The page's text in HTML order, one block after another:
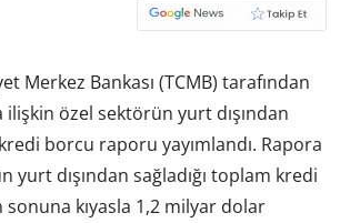
Merkez Bankası (TCMB) tarafından
ilişkin özel sektörün yurt dışından
borcu raporu yayımlandı. Rapora
yurt dışından sağladığı toplam kredi
sonuna kıyasla 1,2 milyar dolar